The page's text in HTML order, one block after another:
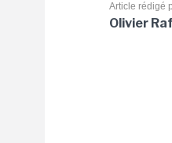
Article rédigé
Olivier